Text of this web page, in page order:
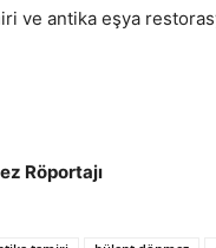
ve antika eşya
Röportajı